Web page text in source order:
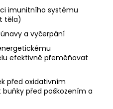
imunitního systému
těla)
a vyčerpání
efektivně přeměňovat
před oxidativním
před poškozením a